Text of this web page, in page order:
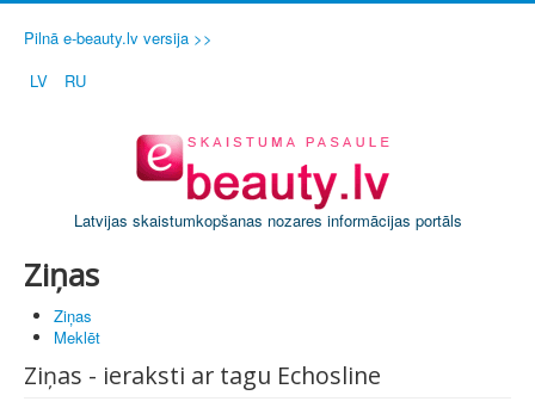
Pilnā e-beauty.lv versija >>
LV
RU
Latvijas skaistumkopšanas nozares informācijas portāls
Ziņas
Ziņas
Meklēt
Ziņas - ieraksti ar tagu Echosline